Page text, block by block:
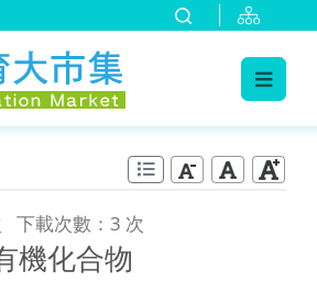
下載次數：3 次
機化合物